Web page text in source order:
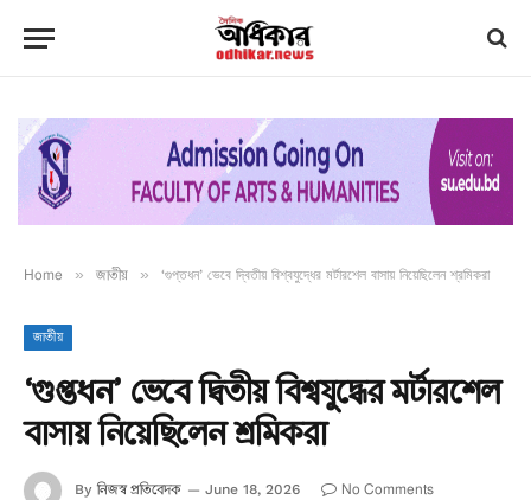
Home » জাতীয় » ‘গুপ্তধন’ ভেবে দ্বিতীয় বিশ্বযুদ্ধের মর্টারশেল বাসায় নিয়েছিলেন শ্রমিকরা
জাতীয়
‘গুপ্তধন’ ভেবে দ্বিতীয় বিশ্বযুদ্ধের মর্টারশেল
বাসায় নিয়েছিলেন শ্রমিকরা
By নিজস্ব প্রতিবেদক June 18, 2026 No Comments